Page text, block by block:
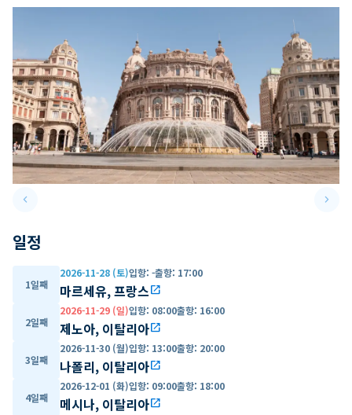
keyboard_arrow_leftPrevious slide keyboard_arrow_right
일정
1일째
2026-11-28 (토)입항: -출항: 17:00
마르세유, 프랑스open_in_new
2일째
2026-11-29 (일)입항: 08:00출항: 16:00
제노아, 이탈리아open_in_new
3일째
2026-11-30 (월)입항: 13:00출항: 20:00
나폴리, 이탈리아open_in_new
4일째
2026-12-01 (화)입항: 09:00출항: 18:00
메시나, 이탈리아open_in_new